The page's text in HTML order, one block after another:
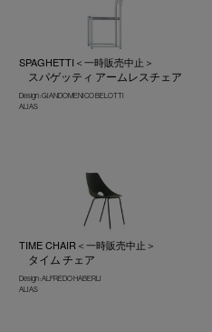
SPAGHETTI＜一時販売中止＞
スパゲッティ アームレスチェア
Design : GIANDOMENICO BELOTTI
ALIAS
TIME CHAIR＜一時販売中止＞
タイム チェア
Design : ALFREDO HABERLI
ALIAS